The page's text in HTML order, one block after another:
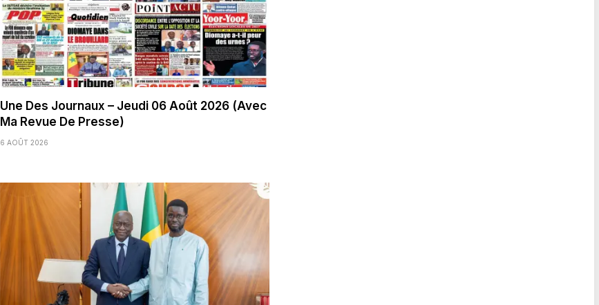
Une Des Journaux – Jeudi 06 Août 2026 (Avec
Ma Revue De Presse)
6 AOÛT 2026